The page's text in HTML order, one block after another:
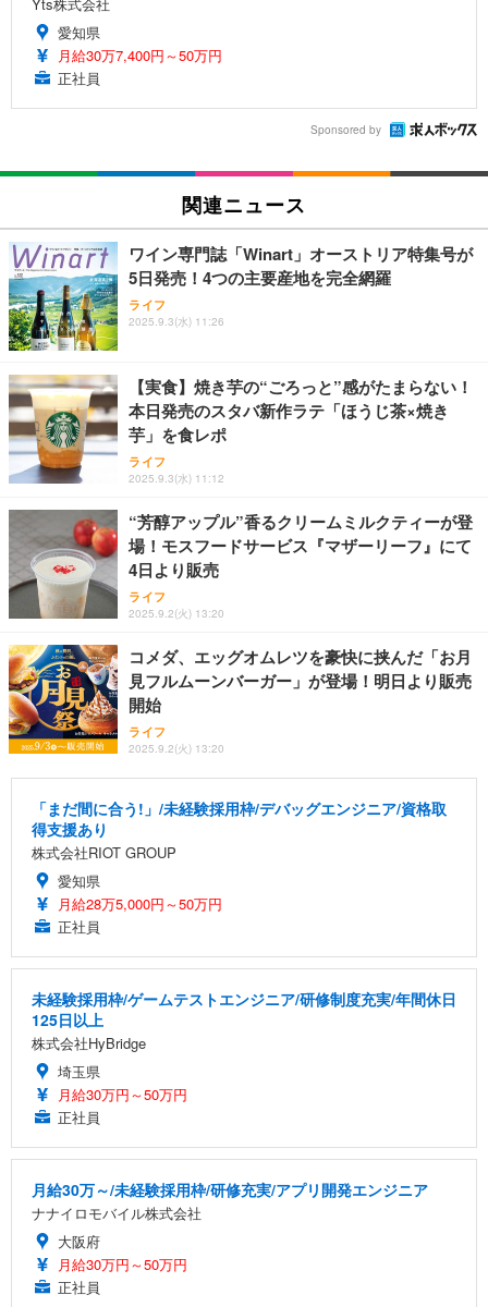
愛知県
月給30万7,400円～50万円
正社員
Sponsored by
関連ニュース
ワイン専門誌「Winart」オーストリア特集号が
5日発売！4つの主要産地を完全網羅
ライフ
2025.9.3(水) 11:26
【実食】焼き芋の“ごろっと”感がたまらない！
本日発売のスタバ新作ラテ「ほうじ茶×焼き
芋」を食レポ
ライフ
2025.9.3(水) 11:12
“芳醇アップル”香るクリームミルクティーが登
場！モスフードサービス『マザーリーフ』にて
4日より販売
ライフ
2025.9.2(火) 13:20
コメダ、エッグオムレツを豪快に挟んだ「お月
見フルムーンバーガー」が登場！明日より販売
開始
ライフ
2025.9.2(火) 13:20
「まだ間に合う!」/未経験採用枠/デバッグエンジニア/資格取
得支援あり
株式会社RIOT GROUP
愛知県
月給28万5,000円～50万円
正社員
未経験採用枠/ゲームテストエンジニア/研修制度充実/年間休日
125日以上
株式会社HyBridge
埼玉県
月給30万円～50万円
正社員
月給30万～/未経験採用枠/研修充実/アプリ開発エンジニア
ナナイロモバイル株式会社
大阪府
月給30万円～50万円
正社員